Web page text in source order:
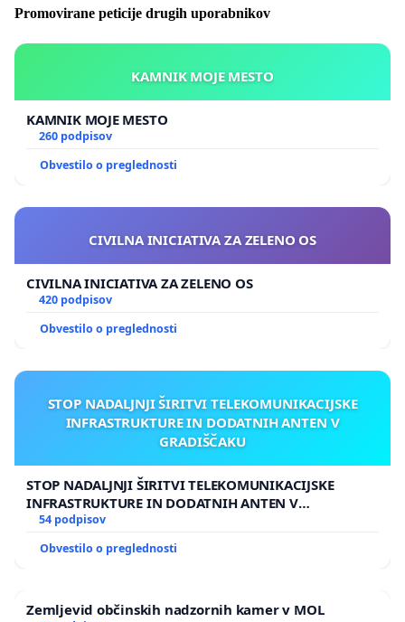
Promovirane peticije drugih uporabnikov
KAMNIK MOJE MESTO
KAMNIK MOJE MESTO
260 podpisov
Obvestilo o preglednosti
CIVILNA INICIATIVA ZA ZELENO OS
CIVILNA INICIATIVA ZA ZELENO OS
420 podpisov
Obvestilo o preglednosti
STOP NADALJNJI ŠIRITVI TELEKOMUNIKACIJSKE
INFRASTRUKTURE IN DODATNIH ANTEN V
GRADIŠČAKU
STOP NADALJNJI ŠIRITVI TELEKOMUNIKACIJSKE
INFRASTRUKTURE IN DODATNIH ANTEN V
GRADIŠČAKU
54 podpisov
Obvestilo o preglednosti
Zemljevid občinskih nadzornih kamer v MOL